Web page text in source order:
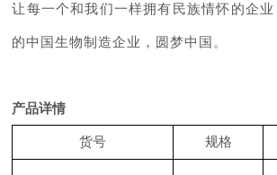
让每一个和我们一样拥有民族情怀的企
的中国生物制造企业，圆梦中国。
产品详情
货号 规格